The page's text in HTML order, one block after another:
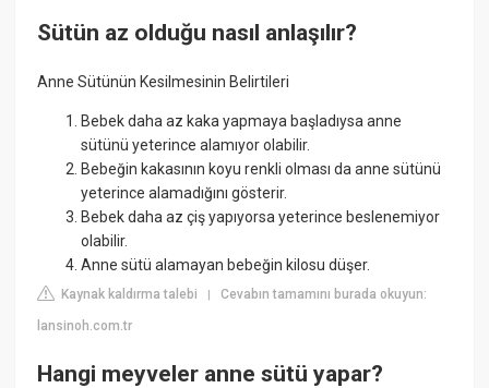
Sütün az olduğu nasıl anlaşılır?
Anne Sütünün Kesilmesinin Belirtileri
Bebek daha az kaka yapmaya başladıysa anne
sütünü yeterince alamıyor olabilir.
Bebeğin kakasının koyu renkli olması da anne sütünü
yeterince alamadığını gösterir.
Bebek daha az çiş yapıyorsa yeterince beslenemiyor
olabilir.
Anne sütü alamayan bebeğin kilosu düşer.
Kaynak kaldırma talebi |Cevabın tamamını burada okuyun:
lansinoh.com.tr
Hangi meyveler anne sütü yapar?